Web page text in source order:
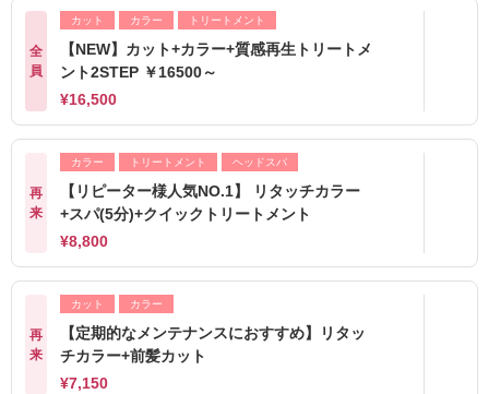
全
員
カット カラー トリートメント
【NEW】カット+カラー+質感再生トリートメ
ント2STEP ￥16500～
¥16,500
再
来
カラー トリートメント ヘッドスパ
【リピーター様人気NO.1】 リタッチカラー
+スパ(5分)+クイックトリートメント
¥8,800
再
来
カット カラー
【定期的なメンテナンスにおすすめ】リタッ
チカラー+前髪カット
¥7,150